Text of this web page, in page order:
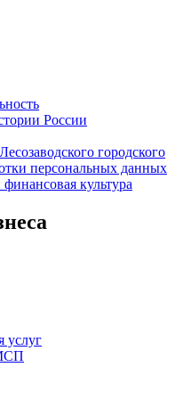
России
городского
персональных данных
культура
услуг